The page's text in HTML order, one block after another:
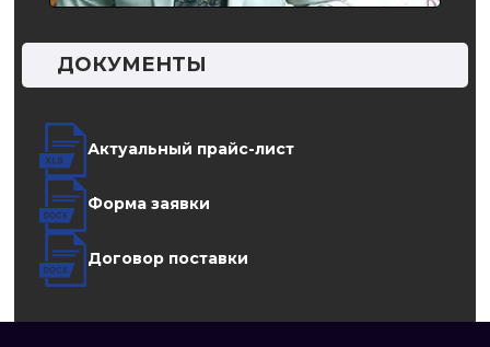
ДОКУМЕНТЫ
Актуальный прайс-лист
Форма заявки
Договор поставки